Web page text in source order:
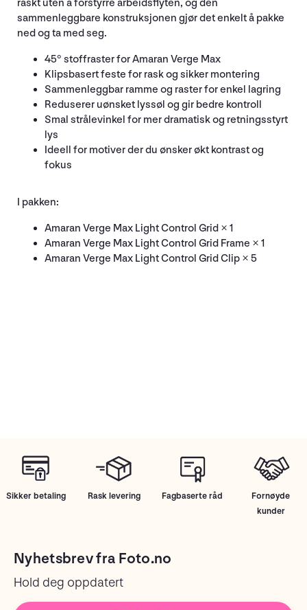
raskt uten å forstyrre arbeidsflyten, og den
sammenleggbare konstruksjonen gjør det enkelt å pakke
ned og ta med seg.
45° stoffraster for Amaran Verge Max
Klipsbasert feste for rask og sikker montering
Sammenleggbar ramme og raster for enkel lagring
Reduserer uønsket lyssøl og gir bedre kontroll
Smal strålevinkel for mer dramatisk og retningsstyrt
lys
Ideell for motiver der du ønsker økt kontrast og
fokus
I pakken:
Amaran Verge Max Light Control Grid × 1
Amaran Verge Max Light Control Grid Frame × 1
Amaran Verge Max Light Control Grid Clip × 5
Sikker betaling Rask levering Fagbaserte råd
Fornøyde
kunder
Nyhetsbrev fra Foto.no
Hold deg oppdatert